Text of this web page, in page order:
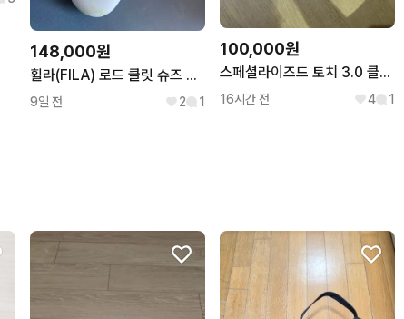
148,000원
휠라(FILA) 로드 클릿 슈즈 40(250) & 클릿세트
9일 전 2 1
100,000원
스페셜라이즈드 토치 3.0 클릿슈즈
16시간 전 4 1